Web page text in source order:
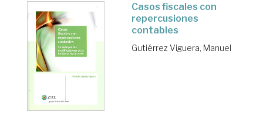
Casos fiscales con
repercusiones
contables
Gutiérrez Viguera, Manuel